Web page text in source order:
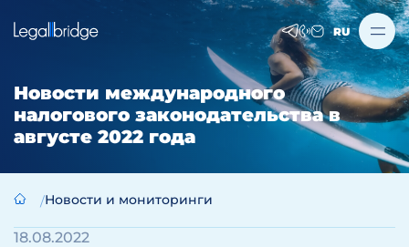
RU
Новости международного
налогового законодательства в
августе 2022 года
Новости и мониторинги
18.08.2022